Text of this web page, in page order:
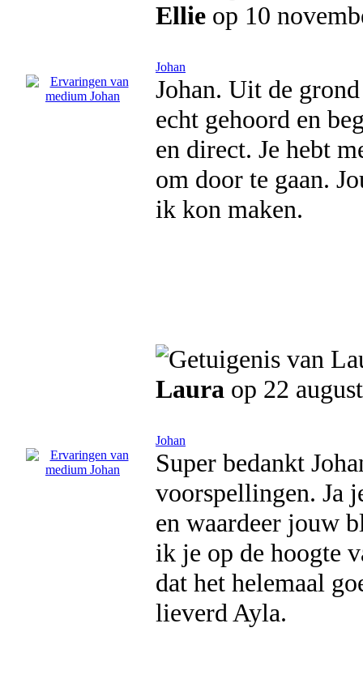
Ellie op 10
Johan
Johan. Uit de
echt gehoord en
en direct. Je hebt
om door te gaan.
ik kon maken.
Laura op 22
Johan
Super bedankt
voorspellingen. Ja
en waardeer jouw
ik je op de hoogte
dat het helemaal
lieverd Ayla.